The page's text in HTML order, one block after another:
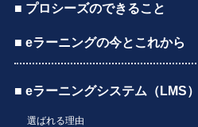
■ プロシーズのできること
■ eラーニングの今とこれから
■ eラーニングシステム（LMS）
選ばれる理由